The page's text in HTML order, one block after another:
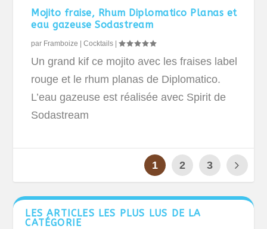
Mojito fraise, Rhum Diplomatico Planas et
eau gazeuse Sodastream
par Framboize |Cocktails |
Un grand kif ce mojito avec les fraises label
rouge et le rhum planas de Diplomatico.
L’eau gazeuse est réalisée avec Spirit de
Sodastream
1 2 3
LES ARTICLES LES PLUS LUS DE LA
CATÉGORIE